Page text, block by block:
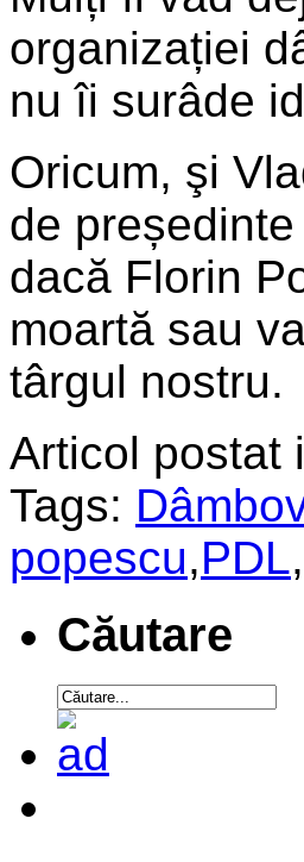
organizației
nu îi surâde
Oricum, şi
de
dacă Florin
moartă sau
târgul nostru.
Articol postat
Tags:
popescu,PDL,
Căutare